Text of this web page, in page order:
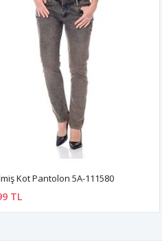
Kot Pantolon 5A-111580
TL